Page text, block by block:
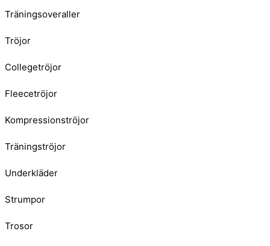
Träningsoveraller
Tröjor
Collegetröjor
Fleecetröjor
Kompressionströjor
Träningströjor
Underkläder
Strumpor
Trosor